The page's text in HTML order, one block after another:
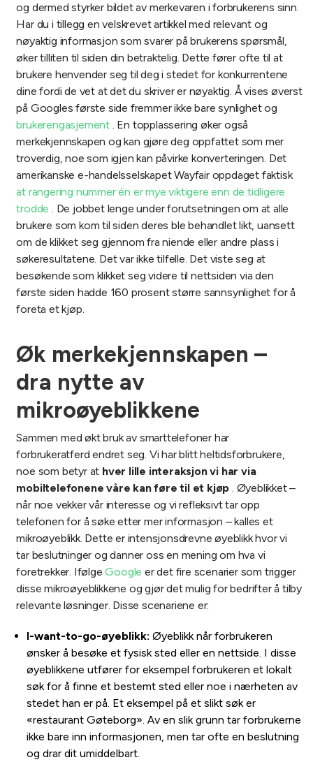
og dermed styrker bildet av merkevaren i forbrukerens sinn.
Har du i tillegg en velskrevet artikkel med relevant og
nøyaktig informasjon som svarer på brukerens spørsmål,
øker tilliten til siden din betraktelig. Dette fører ofte til at
brukere henvender seg til deg i stedet for konkurrentene
dine fordi de vet at det du skriver er nøyaktig. Å vises øverst
på Googles første side fremmer ikke bare synlighet og
brukerengasjement. En topplassering øker også
merkekjennskapen og kan gjøre deg oppfattet som mer
troverdig, noe som igjen kan påvirke konverteringen. Det
amerikanske e-handelsselskapet Wayfair oppdaget faktisk
at rangering nummer én er mye viktigere enn de tidligere
trodde . De jobbet lenge under forutsetningen om at alle
brukere som kom til siden deres ble behandlet likt, uansett
om de klikket seg gjennom fra niende eller andre plass i
søkeresultatene. Det var ikke tilfelle. Det viste seg at
besøkende som klikket seg videre til nettsiden via den
første siden hadde 160 prosent større sannsynlighet for å
foreta et kjøp.
Øk merkekjennskapen –
dra nytte av
mikroøyeblikkene
Sammen med økt bruk av smarttelefoner har
forbrukeratferd endret seg. Vi har blitt heltidsforbrukere,
noe som betyr at hver lille interaksjon vi har via
mobiltelefonene våre kan føre til et kjøp . Øyeblikket –
når noe vekker vår interesse og vi refleksivt tar opp
telefonen for å søke etter mer informasjon – kalles et
mikroøyeblikk. Dette er intensjonsdrevne øyeblikk hvor vi
tar beslutninger og danner oss en mening om hva vi
foretrekker. IfølgeGoogle er det fire scenarier som trigger
disse mikroøyeblikkene og gjør det mulig for bedrifter å tilby
relevante løsninger. Disse scenariene er:
I-want-to-go-øyeblikk: Øyeblikk når forbrukeren
ønsker å besøke et fysisk sted eller en nettside. I disse
øyeblikkene utfører for eksempel forbrukeren et lokalt
søk for å finne et bestemt sted eller noe i nærheten av
stedet han er på. Et eksempel på et slikt søk er
«restaurant Gøteborg». Av en slik grunn tar forbrukerne
ikke bare inn informasjonen, men tar ofte en beslutning
og drar dit umiddelbart.